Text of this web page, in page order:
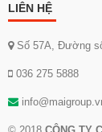
LIÊN HỆ
Số 57A, Đường
036 275 5888